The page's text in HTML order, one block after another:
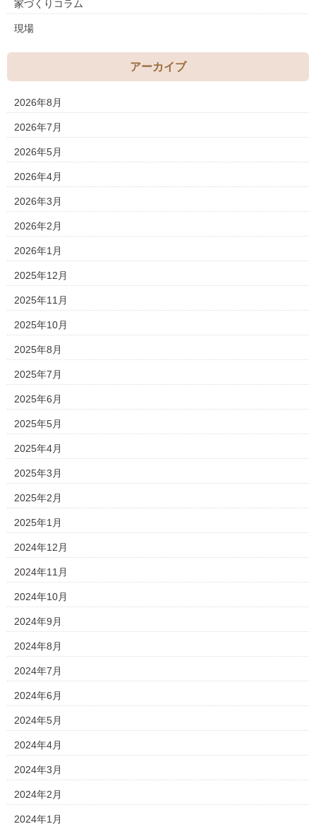
家づくりコラム
現場
アーカイブ
2026年8月
2026年7月
2026年5月
2026年4月
2026年3月
2026年2月
2026年1月
2025年12月
2025年11月
2025年10月
2025年8月
2025年7月
2025年6月
2025年5月
2025年4月
2025年3月
2025年2月
2025年1月
2024年12月
2024年11月
2024年10月
2024年9月
2024年8月
2024年7月
2024年6月
2024年5月
2024年4月
2024年3月
2024年2月
2024年1月